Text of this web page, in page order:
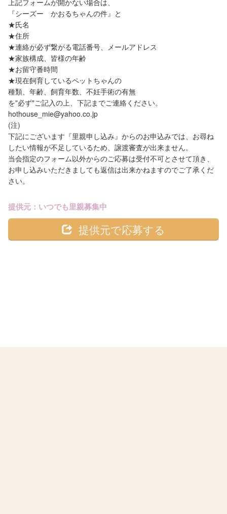
上記フォームが開かない場合は、
『シーズー かおるちゃんの件』と
★氏名
★住所
★連絡が必ず繋がる電話番号、メールアドレス
★家族構成、皆様の年齢
★お留守番時間
★現在飼育しているペットちゃんの
種類、年齢、飼育年数、不妊手術の有無
を"必ず"ご記入の上、下記までご連絡ください。
hothouse_mie@yahoo.co.jp
(注)
下記にございます『里親申し込み』からのお申込みでは、お尋ね
したい情報が不足しているため、譲渡審査が出来ません。
当会指定のフォーム以外からのご応募は受付不可とさせて頂き、
お申し込みいただきましても返信は出来かねますのでご了承くだ
さい。
提供元：いつでも里親募集中
提供元で応募する